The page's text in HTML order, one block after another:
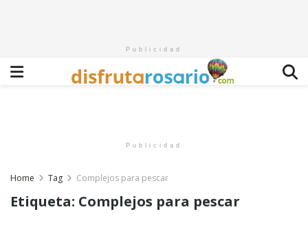
Publicidad
Publicidad
Home Tag Complejos para pescar
Etiqueta: Complejos para pescar